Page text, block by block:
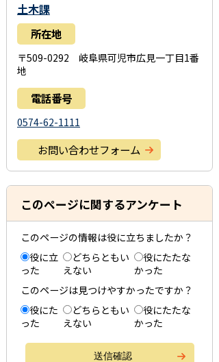
土木課
所在地
〒509-0292 岐阜県可児市広見一丁目1番
地
電話番号
0574-62-1111
お問い合わせフォーム
このページに関するアンケート
このページの情報は役に立ちましたか？
役に立
った
どちらともい
えない
役にたたな
かった
このページは見つけやすかったですか？
役にた
った
どちらともい
えない
役にたたな
かった